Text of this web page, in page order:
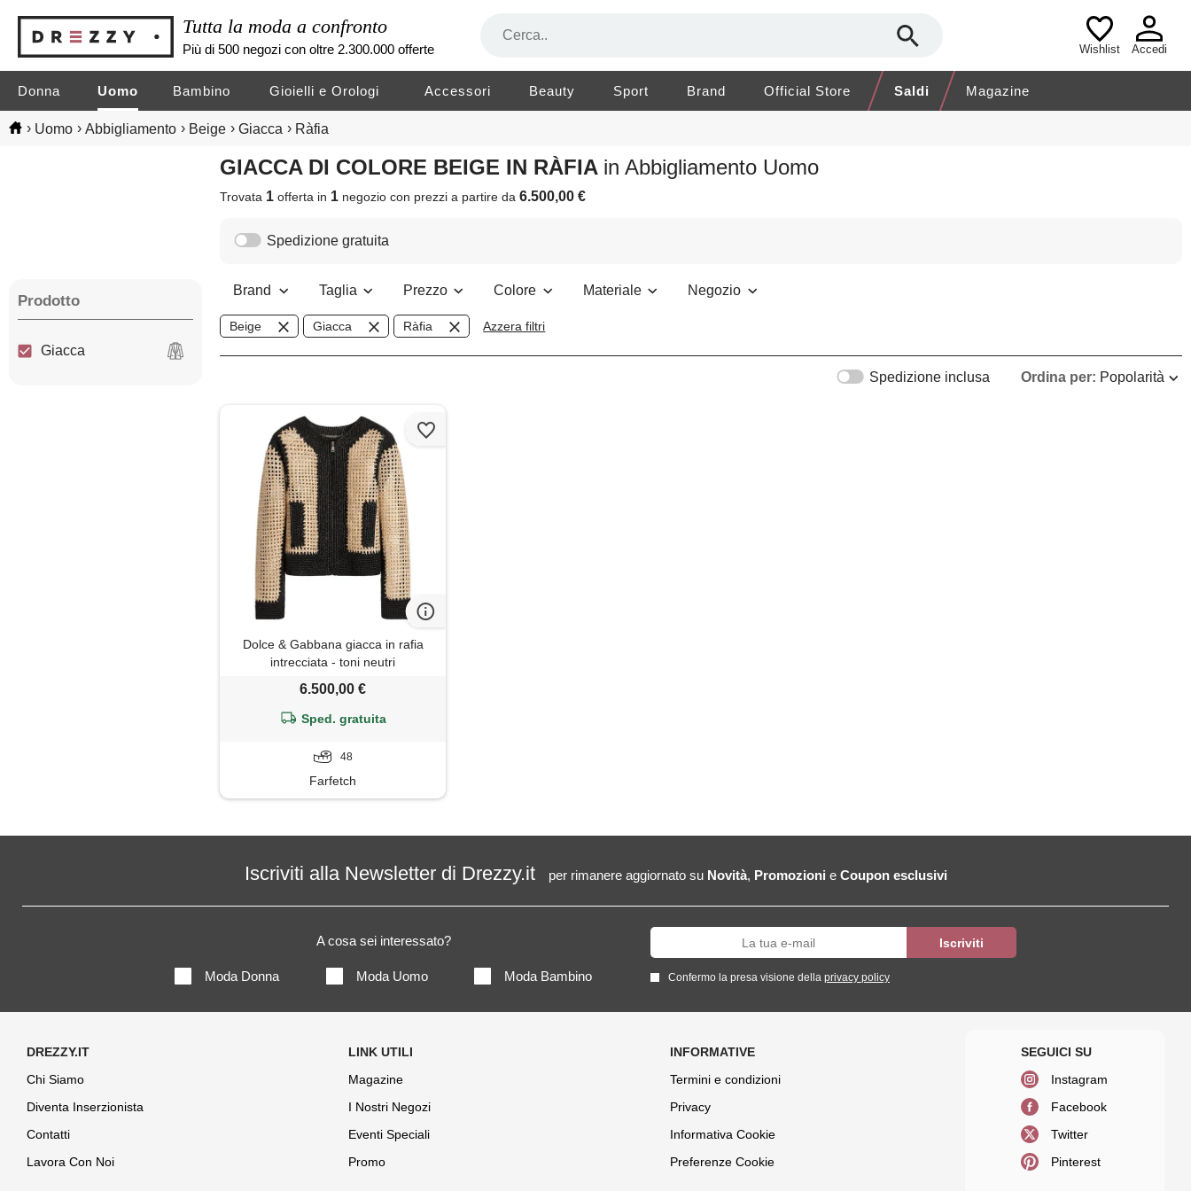
Tutta la moda a confronto
Più di 500 negozi con oltre 2.300.000 offerte Wishlist Accedi
Donna Uomo Bambino Gioielli e Orologi Accessori Beauty Sport Brand Official Store Saldi Magazine
› Uomo › Abbigliamento › Beige › Giacca › Ràfia
GIACCA DI COLORE BEIGE IN RÀFIA in Abbigliamento Uomo
Trovata 1 offerta in 1 negoziocon prezzi a partire da6.500,00 €
Prodotto
Giacca
Spedizione gratuita
Brand Taglia Prezzo Colore Materiale Negozio
Beige Giacca Ràfia Azzera filtri
Ordina per: Popolarità
Spedizione inclusa
Dolce & Gabbana giacca in rafia
intrecciata - toni neutri
6.500,00 €
Sped. gratuita
48
Farfetch
Iscriviti alla Newsletter di Drezzy.it per rimanere aggiornato su Novità, Promozioni e Coupon esclusivi
A cosa sei interessato?
Moda Donna Moda Uomo Moda Bambino Confermo la presa visione della privacy policy
Chi Siamo
Diventa Inserzionista
Contatti
Lavora Con Noi
Magazine
I Nostri Negozi
Eventi Speciali
Promo
Termini e condizioni
Privacy
Informativa Cookie
Preferenze Cookie
Instagram
Facebook
Twitter
Pinterest